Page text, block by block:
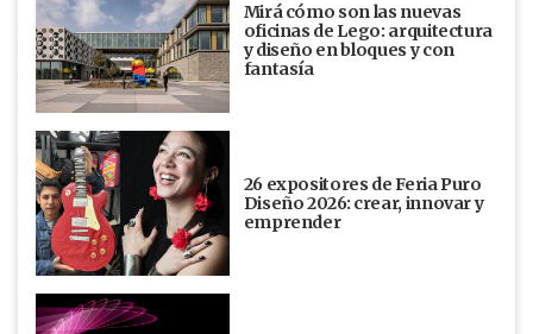
Mirá cómo son las nuevas
oficinas de Lego: arquitectura
y diseño en bloques y con
fantasía
26 expositores de Feria Puro
Diseño 2026: crear, innovar y
emprender